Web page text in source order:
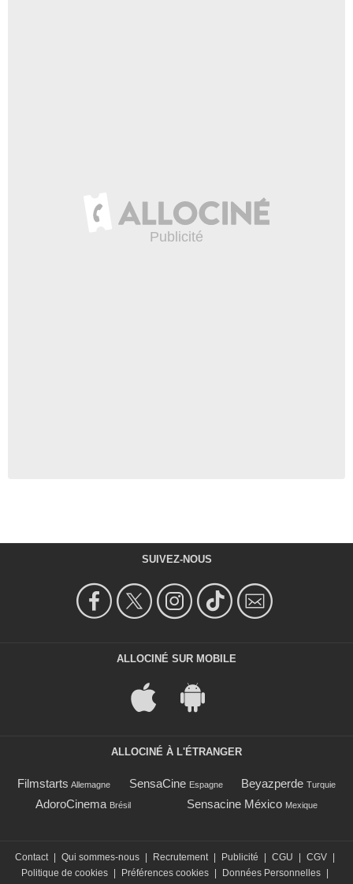
SUIVEZ-NOUS
ALLOCINÉ SUR MOBILE
ALLOCINÉ À L'ÉTRANGER
Filmstarts Allemagne SensaCine Espagne Beyazperde Turquie
AdoroCinema Brésil Sensacine México Mexique
Contact Qui sommes-nous Recrutement Publicité CGU CGV
Politique de cookies
Préférences cookies Données Personnelles